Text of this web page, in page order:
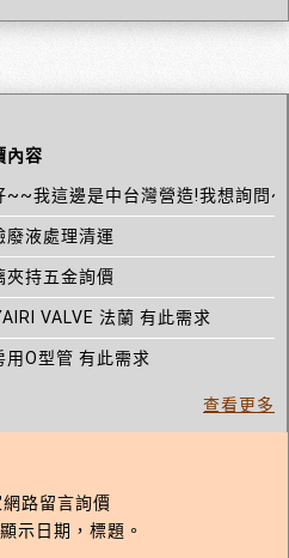
內容
~~我這邊是中台灣營造!我想詢問
廢液處理清運
夾持五金詢價
VALVE 法蘭 有此需求
用O型管 有此需求
查看更多
路留言詢價
示日期，標題。